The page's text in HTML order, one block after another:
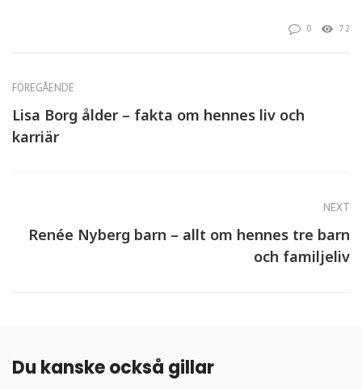
0 72
FÖREGÅENDE
Lisa Borg ålder – fakta om hennes liv och
karriär
NEXT
Renée Nyberg barn – allt om hennes tre barn
och familjeliv
Du kanske också gillar